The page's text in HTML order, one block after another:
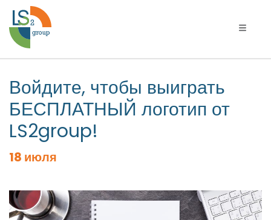
Войдите, чтобы выиграть
БЕСПЛАТНЫЙ логотип от
LS2group!
18 июля